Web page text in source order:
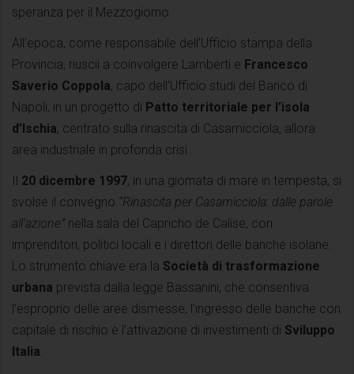
speranza per il Mezzogiorno.
All’epoca, come responsabile dell’Ufficio stampa della
Provincia, riuscii a coinvolgere Lamberti e Francesco
Saverio Coppola, capo dell’Ufficio studi del Banco di
Napoli, in un progetto di Patto territoriale per l’isola
d’Ischia, centrato sulla rinascita di Casamicciola, allora
area industriale in profonda crisi.
20 dicembre 1997, in una giornata di mare in tempesta, si
svolse il convegno “Rinascita per Casamicciola: dalle parole
all’azione” nella sala del Capricho de Calise, con
imprenditori, politici locali e i direttori delle banche isolane.
Lo strumento chiave era la Società di trasformazione
urbana prevista dalla legge Bassanini, che consentiva
l’esproprio delle aree dismesse, l’ingresso delle banche con
capitale di rischio e l’attivazione di investimenti di Sviluppo
Italia